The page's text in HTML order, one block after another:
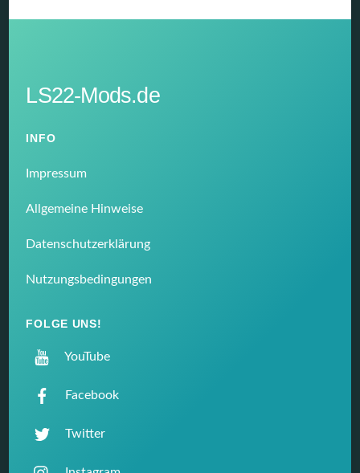
LS22-Mods.de
INFO
Impressum
Allgemeine Hinweise
Datenschutzerklärung
Nutzungsbedingungen
FOLGE UNS!
YouTube
Facebook
Twitter